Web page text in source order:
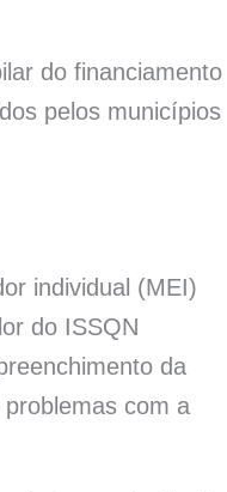
do financiamento
pelos municípios
individual (MEI)
do ISSQN
da
com a